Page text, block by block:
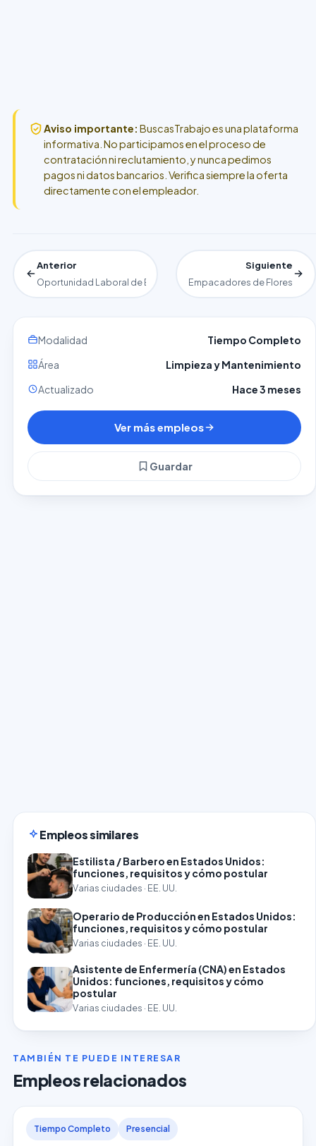
Aviso importante: BuscasTrabajo es una plataforma
informativa. No participamos en el proceso de
contratación ni reclutamiento, y nunca pedimos
pagos ni datos bancarios. Verifica siempre la oferta
directamente con el empleador.
Anterior
Oportunidad Laboral de Empaquetador
Siguiente
Empacadores de Flores
Modalidad
Tiempo Completo
Área
Limpieza y Mantenimiento
Actualizado
Hace 3 meses
Ver más empleos
Guardar
Empleos similares
Estilista / Barbero en Estados Unidos:
funciones, requisitos y cómo postular
Varias ciudades · EE. UU.
Operario de Producción en Estados Unidos:
funciones, requisitos y cómo postular
Varias ciudades · EE. UU.
Asistente de Enfermería (CNA) en Estados
Unidos: funciones, requisitos y cómo
postular
Varias ciudades · EE. UU.
TAMBIÉN TE PUEDE INTERESAR
Empleos relacionados
Tiempo Completo Presencial